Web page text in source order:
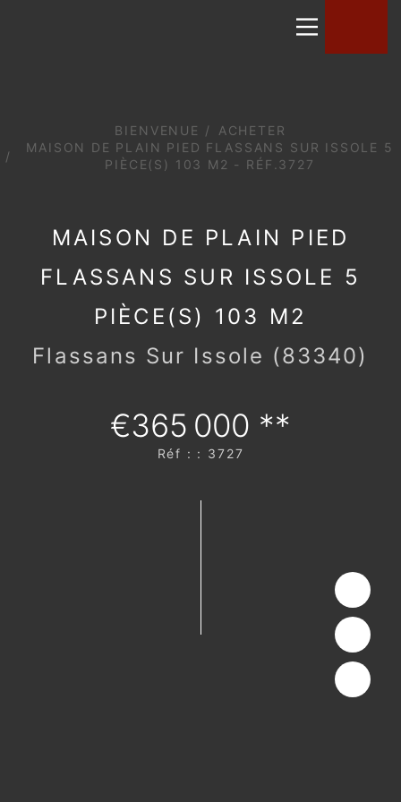
BIENVENUE
ACHETER
MAISON DE PLAIN PIED FLASSANS SUR
ISSOLE 5 PIÈCE(S) 103 M2 - RÉF.3727
MAISON DE PLAIN PIED
FLASSANS SUR ISSOLE 5
PIÈCE(S) 103 M2
Flassans Sur Issole (83340)
€365 000 **
Réf : : 3727